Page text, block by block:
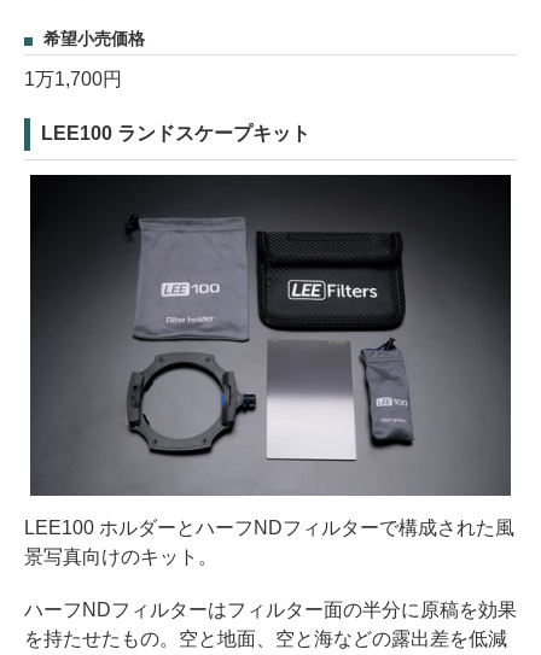
希望小売価格
1万1,700円
LEE100 ランドスケープキット
LEE100 ホルダーとハーフNDフィルターで構成された風
景写真向けのキット。
ハーフNDフィルターはフィルター面の半分に原稿を効果
を持たせたもの。空と地面、空と海などの露出差を低減